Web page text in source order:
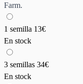
Farm.
1 semilla 13€
En stock
3 semillas 34€
En stock